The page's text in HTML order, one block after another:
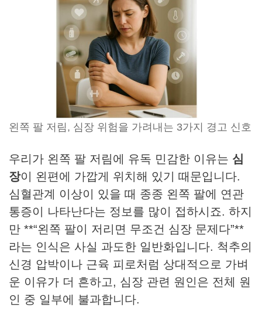
왼쪽 팔 저림, 심장 위험을 가려내는 3가지 경고 신호
우리가 왼쪽 팔 저림에 유독 민감한 이유는 심
장이 왼편에 가깝게 위치해 있기 때문입니다.
심혈관계 이상이 있을 때 종종 왼쪽 팔에 연관
통증이 나타난다는 정보를 많이 접하시죠. 하지
만 **“왼쪽 팔이 저리면 무조건 심장 문제다”**
라는 인식은 사실 과도한 일반화입니다. 척추의
신경 압박이나 근육 피로처럼 상대적으로 가벼
운 이유가 더 흔하고, 심장 관련 원인은 전체 원
인 중 일부에 불과합니다.